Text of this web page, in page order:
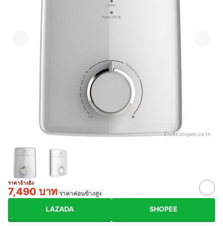
อ้างอิง:shopee.co.th
ราคาอ้างอิง
7,490 บาท ราคาค่อนข้างสูง
LAZADA SHOPEE